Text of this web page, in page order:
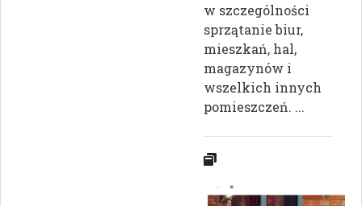
w szczególności
sprzątanie biur,
mieszkań, hal,
magazynów i
wszelkich innych
pomieszczeń. ...